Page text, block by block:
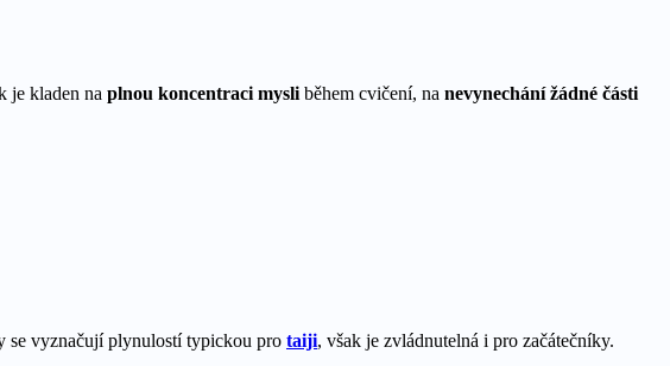
je kladen na plnou koncentraci mysli během cvičení, na nevynechání žádné části
se vyznačují plynulostí typickou pro taiji, však je zvládnutelná i pro začátečníky.